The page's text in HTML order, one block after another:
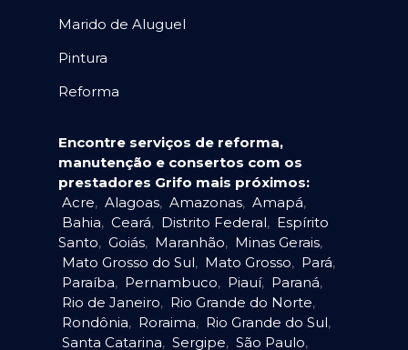
Marido de Aluguel
Pintura
Reforma
Encontre serviços de reforma,
manutenção e consertos com os
prestadores Grifo mais próximos:
Acre, Alagoas, Amazonas, Amapá,
Bahia, Ceará, Distrito Federal, Espírito
Santo, Goiás, Maranhão, Minas Gerais,
Mato Grosso do Sul, Mato Grosso, Pará,
Paraíba, Pernambuco, Piauí, Paraná,
Rio de Janeiro, Rio Grande do Norte,
Rondônia, Roraima, Rio Grande do Sul,
Santa Catarina, Sergipe, São Paulo,